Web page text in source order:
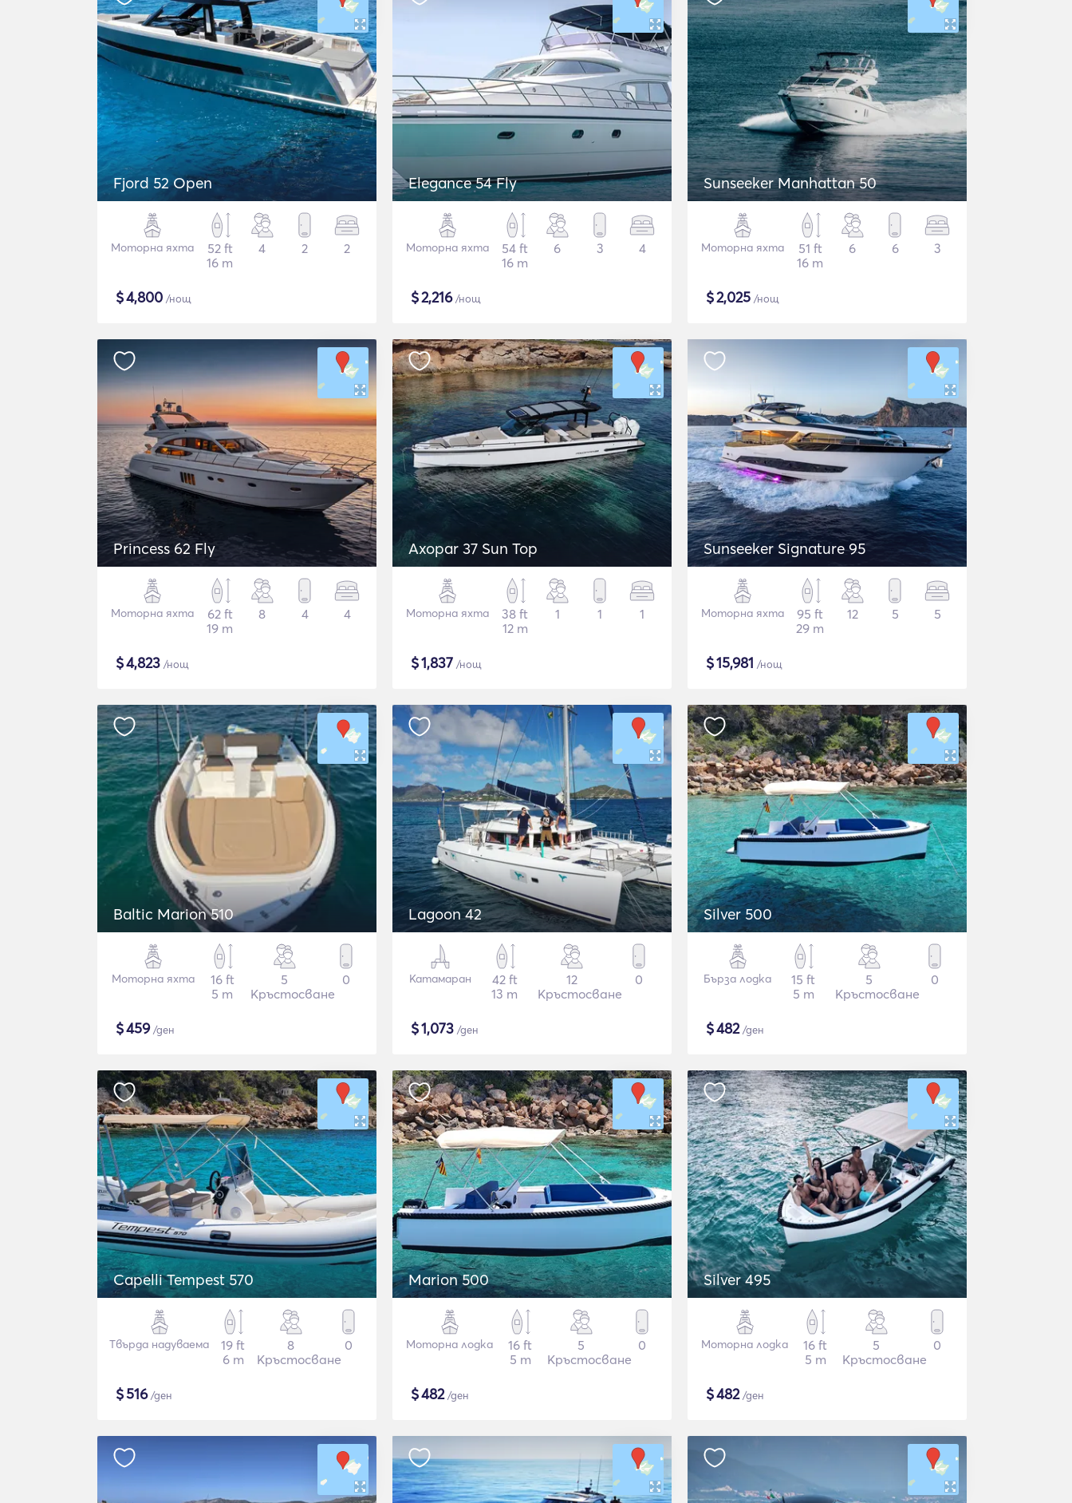
Fjord 52 Open
Моторна яхта
52 ft
16 m
4 2 2
$4,800 /нощ
Elegance 54 Fly
Моторна яхта
54 ft
16 m
6 3 4
$2,216/нощ
Sunseeker Manhattan 50
Моторна яхта
51 ft
16 m
6 6 3
$2,025 /нощ
Princess 62 Fly
Моторна яхта
62 ft
19 m
8 4 4
$4,823 /нощ
Axopar 37 Sun Top
Моторна яхта
38 ft
12 m
1 1 1
$1,837 /нощ
Sunseeker Signature 95
Моторна яхта
95 ft
29 m
12 5 5
$15,981 /нощ
Baltic Marion 510
Моторна яхта
16 ft
5 m
5
Кръстосване
0
$459/ден
Lagoon 42
Катамаран
42 ft
13 m
12
Кръстосване
0
$1,073 /ден
Silver 500
Бърза лодка
15 ft
5 m
5
Кръстосване
0
$482/ден
Capelli Tempest 570
Твърда надуваема
19 ft
6 m
8
Кръстосване
0
$516/ден
Marion 500
Моторна лодка
16 ft
5 m
5
Кръстосване
0
$482/ден
Silver 495
Моторна лодка
16 ft
5 m
5
Кръстосване
0
$482/ден